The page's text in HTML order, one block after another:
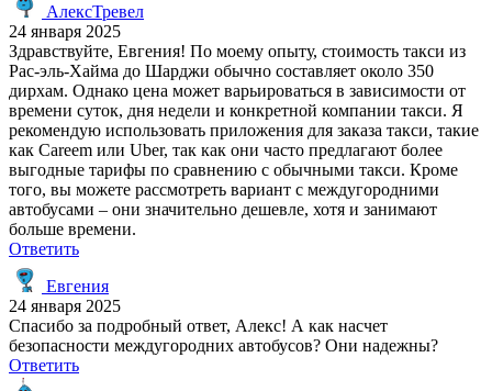
АлексТревел
24 января 2025
Здравствуйте, Евгения! По моему опыту, стоимость такси из
Рас-эль-Хайма до Шарджи обычно составляет около 350
дирхам. Однако цена может варьироваться в зависимости от
времени суток, дня недели и конкретной компании такси. Я
рекомендую использовать приложения для заказа такси, такие
как Careem или Uber, так как они часто предлагают более
выгодные тарифы по сравнению с обычными такси. Кроме
того, вы можете рассмотреть вариант с междугородними
автобусами – они значительно дешевле, хотя и занимают
больше времени.
Ответить
Евгения
24 января 2025
Спасибо за подробный ответ, Алекс! А как насчет
безопасности междугородних автобусов? Они надежны?
Ответить